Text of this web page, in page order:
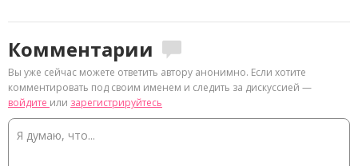
Комментарии
Вы уже сейчас можете ответить автору анонимно. Если хотите
комментировать под своим именем и следить за дискуссией —
войдите или зарегистрируйтесь